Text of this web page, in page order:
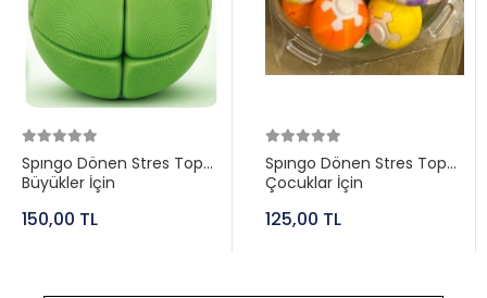
Spıngo Dönen Stres Topu
Büyükler İçin
150,00 TL
Spıngo Dönen Stres Topu
Çocuklar İçin
125,00 TL